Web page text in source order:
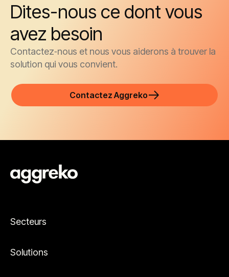
Dites-nous ce dont vous
avez besoin
Contactez‑nous et nous vous aiderons à trouver la
solution qui vous convient.
Contactez Aggreko
Secteurs
Solutions